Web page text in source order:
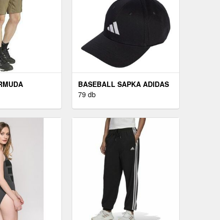
BASEBALL SAPKA ADIDAS
79 db